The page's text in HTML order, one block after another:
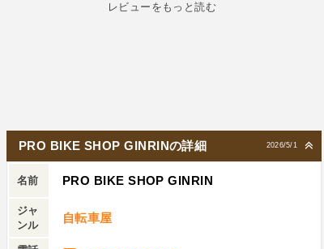
レビューをもっと読む
2026/5/1
PRO BIKE SHOP GINRINの詳細
名前 PRO BIKE SHOP GINRIN
ジャ
ンル
自転車屋